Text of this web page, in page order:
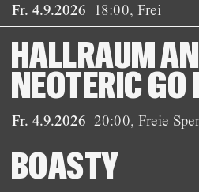
Fr. 4.9.2026 18:00,Frei
Fr. 4.9.2026 20:00,Freie
HALLRAUM
NEOTERIC
BOASTY